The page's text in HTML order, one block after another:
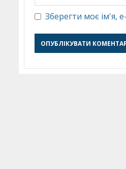
Зберегти моє ім'я,